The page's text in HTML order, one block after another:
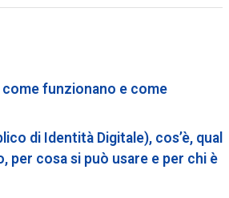
funzionano e come
di Identità Digitale), cos’è, qual
per cosa si può usare e per chi è